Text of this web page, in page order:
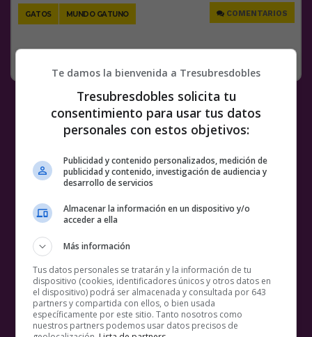
GATOS MUNDO GATUNO COMENTARIOS
RANDOM 26 DICIEMBRE, 2023
Te damos la bienvenida a Tresubresdobles
Tresubresdobles solicita tu
consentimiento para usar tus datos
personales con estos objetivos:
Publicidad y contenido personalizados, medición de
publicidad y contenido, investigación de audiencia y
desarrollo de servicios
Almacenar la información en un dispositivo y/o
acceder a ella
Más información
Tus datos personales se tratarán y la información de tu
dispositivo (cookies, identificadores únicos y otros datos en
el dispositivo) podrá ser almacenada y consultada por 643
partners y compartida con ellos, o bien usada
específicamente por este sitio. Tanto nosotros como
nuestros partners podemos usar datos precisos de